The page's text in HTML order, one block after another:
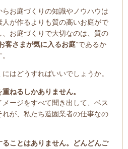
お庭づくりの知識やノウハウは
が作るよりも質の高いお庭がで
お庭づくりで大切なのは、質の
客さまが気に入るお庭”であるか
はどうすればいいでしょうか。
ねるしかありません。
ージをすべて聞き出して、ベス
れが、私たち造園業者の仕事なの
ることはありません。どんどんご